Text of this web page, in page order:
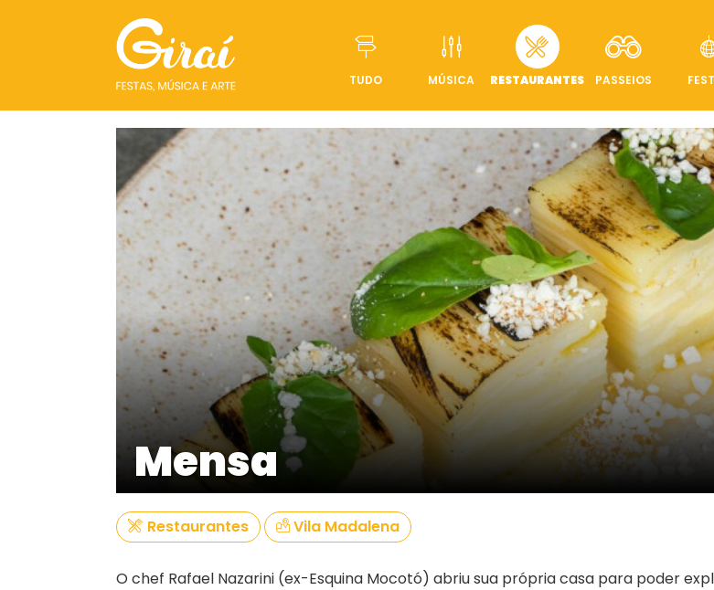
Pular para o conteúdo
TUDO MÚSICA RESTAURANTES PASSEIOS
Mensa
Restaurantes Vila Madalena
O chef Rafael Nazarini (ex-Esquina Mocotó) abriu sua própria casa para poder